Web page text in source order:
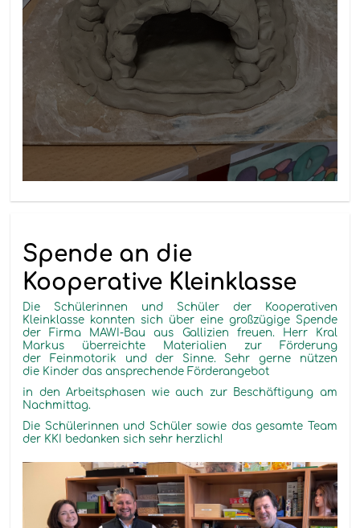
Spende an die
Kooperative Kleinklasse
Die Schülerinnen und Schüler der Kooperativen
Kleinklasse konnten sich über eine großzügige Spende
der Firma MAWI-Bau aus Gallizien freuen. Herr Kral
Markus überreichte Materialien zur Förderung
der Feinmotorik und der Sinne. Sehr gerne nützen
die Kinder das ansprechende Förderangebot
in den Arbeitsphasen wie auch zur Beschäftigung am
Nachmittag.
Die Schülerinnen und Schüler sowie das gesamte Team
der KKI bedanken sich sehr herzlich!